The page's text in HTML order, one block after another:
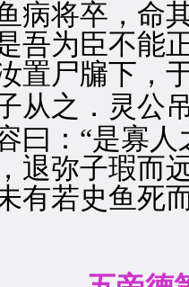
病将卒，命
吾为臣不能
置尸牖下，
从之．灵公
曰：“是寡
退弥子瑕而
有若史鱼死